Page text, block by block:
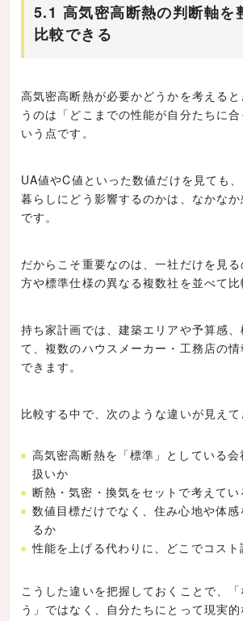
5.1 高気密高断熱の判断軸を
比較できる
高気密高断熱が必要かどうかを考える
うのは「どこまでの性能が自分たちに
いう点です。
UA値やC値といった数値だけを見ても
暮らしにどう影響するのかは、なかな
です。
だからこそ重要なのは、一社だけを見る
方や標準仕様の異なる複数社を並べて比
持ち家計画では、建築エリアや予算感
て、複数のハウスメーカー・工務店の
できます。
比較する中で、次のような違いが見えて
高気密高断熱を「標準」としている
扱いか
断熱・気密・換気をセットで考えてい
数値目標だけでなく、住み心地や体
るか
性能を上げる代わりに、どこでコス
こうした違いを把握しておくことで、
う」ではなく、自分たちにとって現実